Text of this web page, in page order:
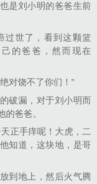
是刘小明的爸爸生前
过世了，看到这颗篮
的爸爸，然而现在
对饶不了你们！”
破漏，对于刘小明而
爸爸。
正手痒呢！大虎，二
知道，这块地，是哥
到地上，然后火气腾